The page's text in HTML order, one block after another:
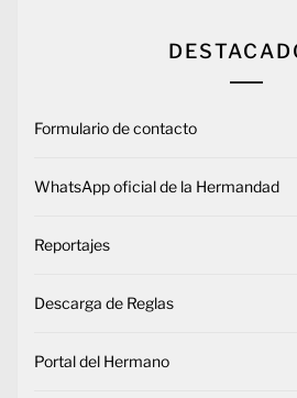
Formulario de contacto
WhatsApp oficial de la Hermandad
Reportajes
Descarga de Reglas
Portal del Hermano